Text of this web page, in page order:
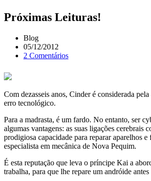
Próximas Leituras!
Blog
05/12/2012
2 Comentários
Com dezasseis anos, Cinder é considerada
erro tecnológico.
Para a madrasta, é um fardo. No entanto, ser
algumas vantagens: as suas ligações cerebrais
prodigiosa capacidade para reparar aparelhos
especialista em mecânica de Nova Pequim.
É esta reputação que leva o príncipe Kai a
trabalha, para que lhe repare um andróide